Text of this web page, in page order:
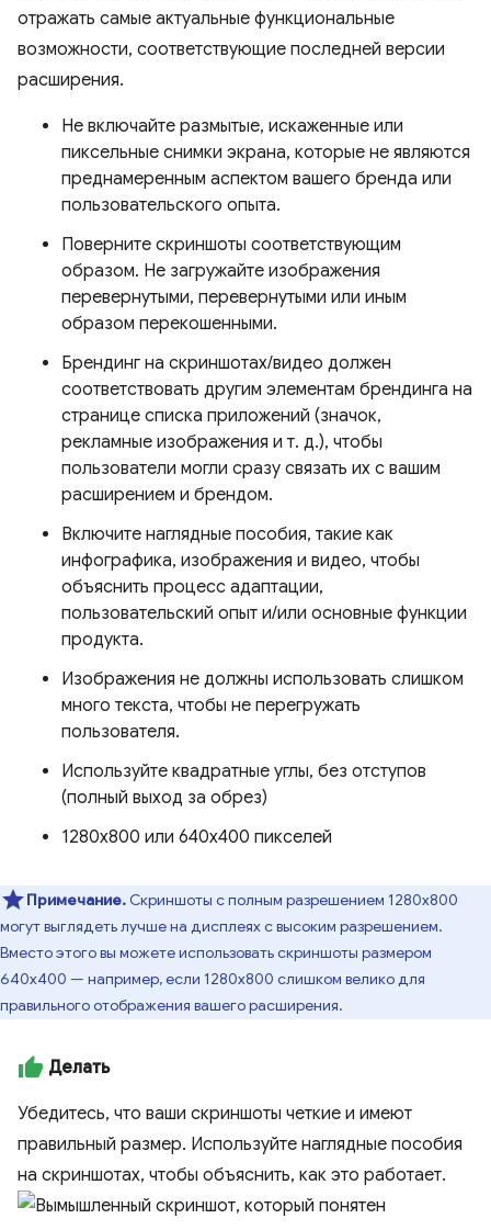
отражать самые актуальные функциональные
возможности, соответствующие последней версии
расширения.
Не включайте размытые, искаженные или
пиксельные снимки экрана, которые не являются
преднамеренным аспектом вашего бренда или
пользовательского опыта.
Поверните скриншоты соответствующим
образом. Не загружайте изображения
перевернутыми, перевернутыми или иным
образом перекошенными.
Брендинг на скриншотах/видео должен
соответствовать другим элементам брендинга на
странице списка приложений (значок,
рекламные изображения и т. д.), чтобы
пользователи могли сразу связать их с вашим
расширением и брендом.
Включите наглядные пособия, такие как
инфографика, изображения и видео, чтобы
объяснить процесс адаптации,
пользовательский опыт и/или основные функции
продукта.
Изображения не должны использовать слишком
много текста, чтобы не перегружать
пользователя.
Используйте квадратные углы, без отступов
(полный выход за обрез)
1280x800 или 640x400 пикселей
Примечание. Скриншоты с полным разрешением 1280x800
могут выглядеть лучше на дисплеях с высоким разрешением.
Вместо этого вы можете использовать скриншоты размером
640x400 — например, если 1280x800 слишком велико для
правильного отображения вашего расширения.
Делать
Убедитесь, что ваши скриншоты четкие и имеют
правильный размер. Используйте наглядные пособия
на скриншотах, чтобы объяснить, как это работает.